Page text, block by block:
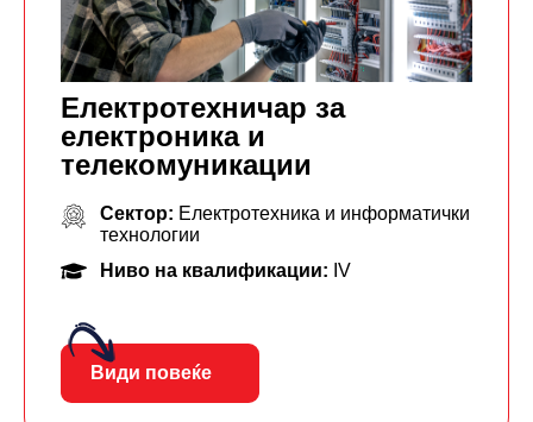
Електротехничар за
електроника и
телекомуникации
Сектор: Електротехника и информатички
технологии
Ниво на квалификации: IV
Види повеќе